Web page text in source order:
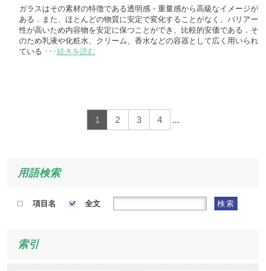
ガラスはその素材の特徴である透明感・重量感から高級なイメージが
ある．また、ほとんどの物質に安定で変化することがなく、バリアー
性が高いため内容物を安定に保つことができ、比較的安価である．そ
のため乳液や化粧水、クリーム、香水などの容器として広く用いられ
ている ･･･ 続きを読む
1 2 3 4 ...
用語検索
項目名 全文 検索
索引